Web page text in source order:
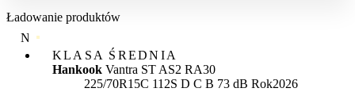
Ładowanie produktów
NAJWYŻSZA JAKOŚĆ
KLASA ŚREDNIA
Hankook Vantra ST AS2 RA30
225/70R15C 112S Etykieta:
D C B 73 dB Rok2026